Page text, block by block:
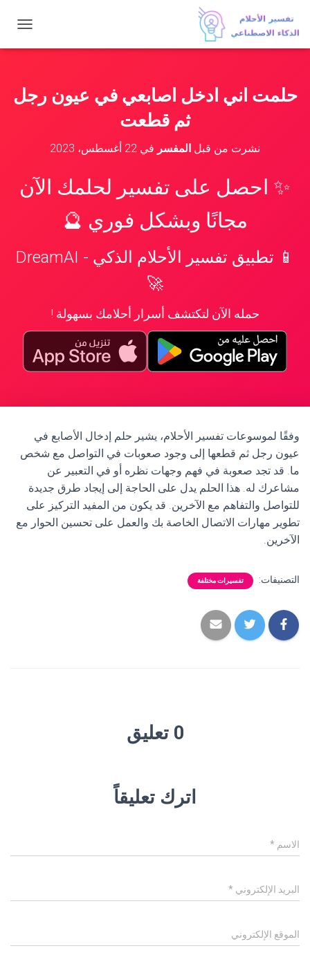
ب
ل
ا
حلمت اني ادخل اصابعي في عيون رجل
ثم قطعت
نشرت من قبل المفسر في 22 أغسطس، 2023
✨ احصل على تفسير لحلمك الآن
مجانًا وبشكل فوري 🔮
📱 تطبيق تفسير الأحلام الذكي - DreamAI
🚀
حمله الآن لتكتشف أسرار أحلامك بسهولة !
وفقًا لموسوعات تفسير الأحلام، يشير حلم إدخال الأصابع في
عيون رجل ثم قطعها إلى وجود صعوبات في التواصل مع شخص
ما. قد تجد صعوبة في فهم وجهات نظره أو في التعبير عن
مشاعرك له. هذا الحلم يدل على الحاجة إلى إيجاد طرق جديدة
للتواصل والتفاهم مع الآخرين. قد يكون من المفيد التركيز على
تطوير مهارات الاتصال الخاصة بك والعمل على تحسين الحوار مع
الآخرين.
التصنيفات: تفسيرات مختلفة
0 تعليق
اترك تعليقاً
الاسم *
البريد الإلكتروني *
الموقع الإلكتروني